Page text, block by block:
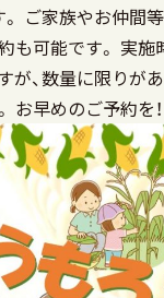
。 ご家族やお仲間
も可能です。 実施
が、数量に限りが
お早めのご予約を！